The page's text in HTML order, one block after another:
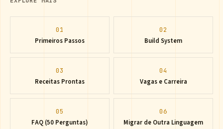
01
Primeiros Passos
02
Build System
03
Receitas Prontas
04
Vagas e Carreira
05
FAQ (50 Perguntas)
06
Migrar de Outra Linguagem